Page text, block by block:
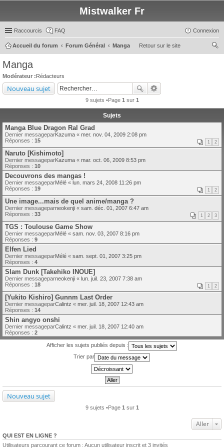
Mistwalker Fr
Raccourcis FAQ Connexion
Retour sur le site
Accueil du forum Forum Général
Manga
Manga
Modérateur :Rédacteurs
Nouveau sujet
9 sujets •Page 1 sur 1
Sujets
Manga Blue Dragon Ral Grad
Dernier messageparKazuma « mer. nov. 04, 2009 2:08 pm
Réponses : 15 1 2
Naruto [Kishimoto]
Dernier messageparKazuma « mar. oct. 06, 2009 8:53 pm
Réponses : 10
Decouvrons des mangas !
Dernier messageparMélé « lun. mars 24, 2008 11:26 pm
Réponses : 19 1 2
Une image...mais de quel anime/manga ?
Dernier messageparneokenji « sam. déc. 01, 2007 6:47 am
Réponses : 33 1 2 3
TGS : Toulouse Game Show
Dernier messageparMélé « sam. nov. 03, 2007 8:16 pm
Réponses : 9
Elfen Lied
Dernier messageparMélé « sam. sept. 01, 2007 3:25 pm
Réponses : 4
Slam Dunk [Takehiko INOUE]
Dernier messageparneokenji « lun. juil. 23, 2007 7:38 am
Réponses : 18 1 2
[Yukito Kishiro] Gunnm Last Order
Dernier messageparCalintz « mer. juil. 18, 2007 12:43 am
Réponses : 14
Shin angyo onshi
Dernier messageparCalintz « mer. juil. 18, 2007 12:40 am
Réponses : 2
Afficher les sujets publiés depuis :
Trier par
Nouveau sujet
9 sujets •Page 1 sur 1
Aller
QUI EST EN LIGNE ?
Utilisateurs parcourant ce forum : Aucun utilisateur inscrit et 3 invités